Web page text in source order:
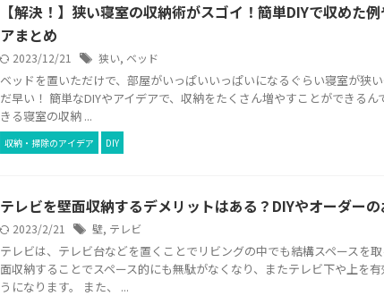
【解決！】狭い寝室の収納術がスゴイ！簡単DIYで収めた
アまとめ
2023/12/21 狭い, ベッド
ベッドを置いただけで、部屋がいっぱいいっぱいになるぐらい寝室が狭
だ早い！ 簡単なDIYやアイデアで、収納をたくさん増やすことができるん
きる寝室の収納 ...
収納・掃除のアイデア DIY
テレビを壁面収納するデメリットはある？DIYやオーダー
2023/2/21 壁, テレビ
テレビは、テレビ台などを置くことでリビングの中でも結構スペースを
面収納することでスペース的にも無駄がなくなり、またテレビ下や上を
うになります。 また、 ...